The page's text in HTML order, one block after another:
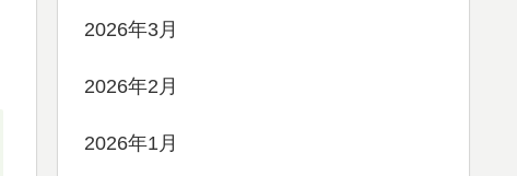
2026年3月
2026年2月
2026年1月